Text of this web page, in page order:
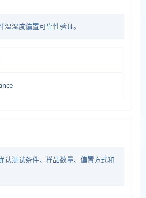
温湿度偏置可靠性验证。
认测试条件、样品数量、偏置方式和